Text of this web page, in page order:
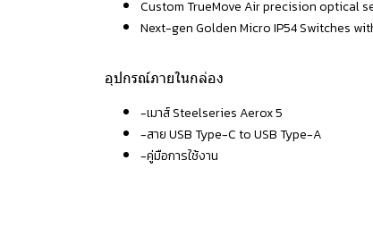
Custom TrueMove Air precision optical
Next-gen Golden Micro IP54 Switches
อุปกรณ์ภายในกล่อง
-เมาส์ Steelseries Aerox 5
-สาย USB Type-C to USB Type-A
-คู่มือการใช้งาน